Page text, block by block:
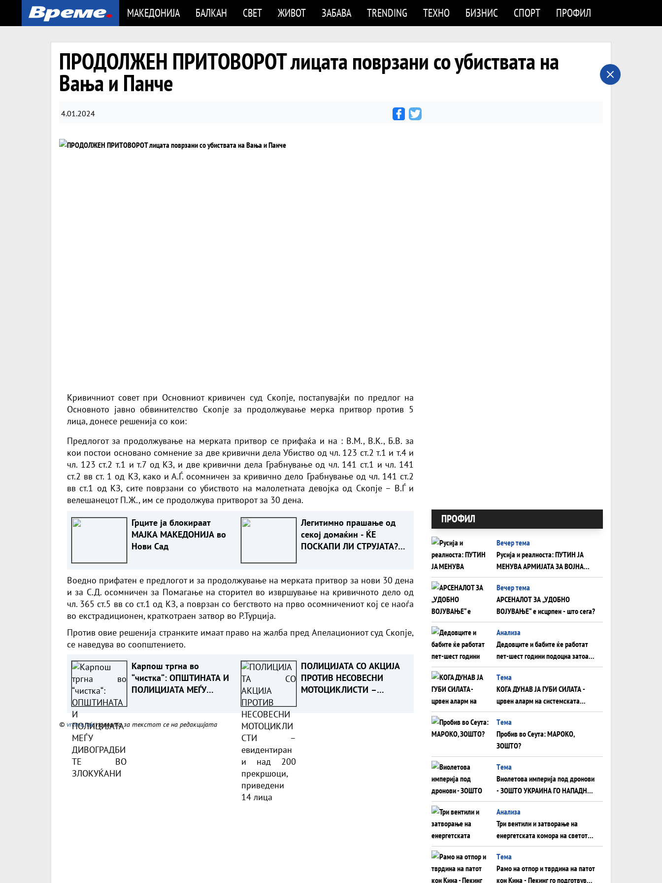
МАКЕДОНИЈА БАЛКАН СВЕТ ЖИВОТ ЗАБАВА TRENDING ТЕХНО БИЗНИС СПОРТ ПРОФИЛ
ПРОДОЛЖЕН ПРИТОВОРОТ лицата поврзани со убиствата на
Вања и Панче
4.01.2024
Кривичниот совет при Основниот кривичен суд Скопје, постапувајќи по предлог на
Основното јавно обвинителство Скопје за продолжување мерка притвор против 5
лица, донесе решенија со кои:
Предлогот за продолжување на мерката притвор се прифаќа и на : В.М., В.К., Б.В. за
кои постои основано сомнение за две кривични дела Убиство од чл. 123 ст.2 т.1 и т.4 и
чл. 123 ст.2 т.1 и т.7 од КЗ, и две кривични дела Грабнување од чл. 141 ст.1 и чл. 141
ст.2 вв ст. 1 од КЗ, како и А.Ѓ. осомничен за кривично дело Грабнување од чл. 141 ст.2
вв ст.1 од КЗ, сите поврзани со убиството на малолетната девојка од Скопје – В.Ѓ и
велешанецот П.Ж., им се продолжува притворот за 30 дена.
Грците ја блокираат
МАЈКА МАКЕДОНИЈА во
Нови Сад
Легитимно прашање од
секој домаќин - ЌЕ
ПОСКАПИ ЛИ СТРУЈАТА?
Воедно прифатен е предлогот и за продолжување на мерката притвор за нови 30 дена
и за С.Д. осомничен за Помагање на сторител во извршување на кривичното дело од
чл. 365 ст.5 вв со ст.1 од КЗ, а поврзан со бегството на прво осомничениот кој се наоѓа
во екстрадиционен, краткотраен затвор во Р.Турција.
Против овие решенија странките имаат право на жалба пред Апелациониот суд Скопје,
се наведува во соопштението.
Карпош тргна во
“чистка“: ОПШТИНАТА И
ПОЛИЦИЈАТА МЕЃУ
ПОЛИЦИЈАТА СО АКЦИЈА
ПРОТИВ НЕСОВЕСНИ
МОТОЦИКЛИСТИ –
© vreme.mk, правата за текстот се на редакцијата
ПРОФИЛ
Вечер тема
Русија и реалноста: ПУТИН ЈА
МЕНУВА АРМИЈАТА ЗА ВОЈНА
ШТО ОСТАНУВА БЕЗ ФРОНТ
Вечер тема
АРСЕНАЛОТ ЗА „УДОБНО
ВОЈУВАЊЕ“ е исцрпен - што сега?
Анализа
Дедовците и бабите ќе работат
пет-шест години подоцна затоа
што НЕМААТ ВНУЦИ ДА ГИ
ЗАМЕНАТ
Tема
КОГА ДУНАВ ЈА ГУБИ СИЛАТА -
црвен аларм на системската
плоча од јужна Германија до
Црното Море...
Tема
Пробив во Сеута: МАРОКО,
ЗОШТО?
Tема
Виолетова империја под дронови
- ЗОШТО УКРАИНА ГО НАПАДНА
РУСКИОТ WILDBERRIES
Aнализа
Три вентили и затворање на
енергетската комора на светот:
Нападот во Суец најавува
глобален енергетски инфаркт?
Tема
Рамо на отпор и тврдина на патот
кон Кина - Пекинг го подготвува